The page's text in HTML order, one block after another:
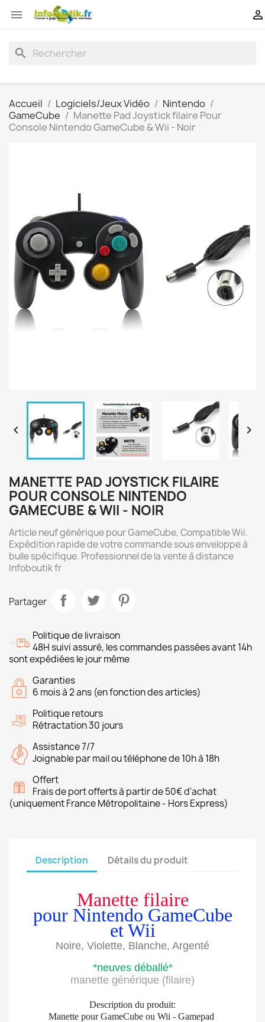
 
search
Accueil Logiciels/Jeux Vidéo
Nintendo
GameCube
Manette Pad Joystick filaire Pour
Console Nintendo GameCube & Wii - Noir
 
MANETTE PAD JOYSTICK FILAIRE
POUR CONSOLE NINTENDO
GAMECUBE & WII - NOIR
Article neuf générique pour GameCube, Compatible Wii.
Expédition rapide de votre commande sous enveloppe à
bulle spécifique. Professionnel de la vente à distance
Infoboutik fr
Partager
Politique de livraison
48H suivi assuré, les commandes passées avant 14h
sont expédiées le jour même
Garanties
6 mois à 2 ans (en fonction des articles)
Politique retours
Rétractation 30 jours
Assistance 7/7
Joignable par mail ou téléphone de 10h à 18h
Offert
Frais de port offerts à partir de 50€ d'achat
(uniquement France Métropolitaine - Hors Express)
Description Détails du produit
Manette filaire
pour Nintendo GameCube
et Wii
Noire, Violette, Blanche, Argenté
*neuves déballé*
manette générique (filaire)
Description du produit:
Manette pour GameCube ou Wii - Gamepad